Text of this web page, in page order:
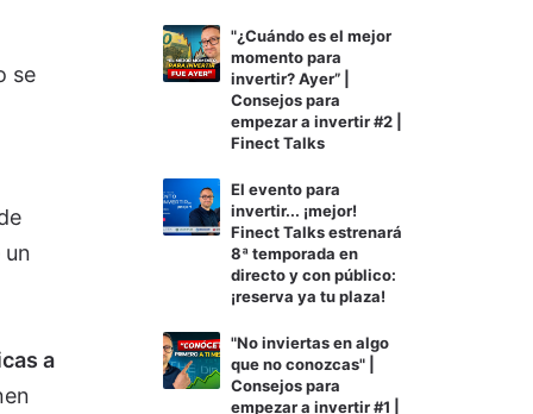
se
a
"¿Cuándo es el mejor
momento para
invertir? Ayer” |
Consejos para
empezar a invertir #2 |
Finect Talks
El evento para
invertir... ¡mejor!
Finect Talks estrenará
8ª temporada en
directo y con público:
¡reserva ya tu plaza!
"No inviertas en algo
que no conozcas" |
Consejos para
empezar a invertir #1 |